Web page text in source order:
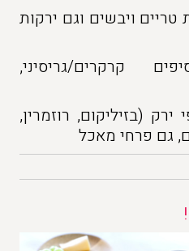
ויבשים וגם ירקות
קרקרים/גריסיני,
(בזיליקום, רוזמרין,
גם פרחי מאכל